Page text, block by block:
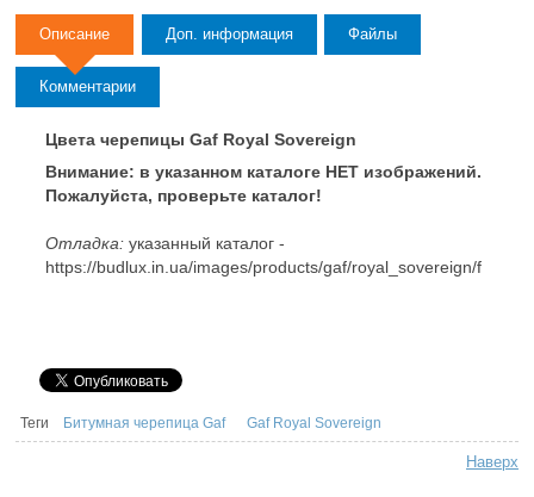
Описание Доп. информация Файлы
Комментарии
Цвета черепицы Gaf Royal Sovereign
Внимание: в указанном каталоге НЕТ изображений.
Пожалуйста, проверьте каталог!
Отладка: указанный каталог -
https://budlux.in.ua/images/products/gaf/royal_sovereign/f
Теги Битумная черепица Gaf Gaf Royal Sovereign
Наверх